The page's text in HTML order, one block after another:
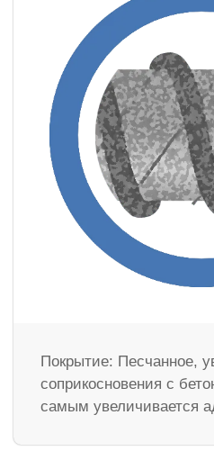
Покрытие: Песчанное,
соприкосновения с
самым увеличивается